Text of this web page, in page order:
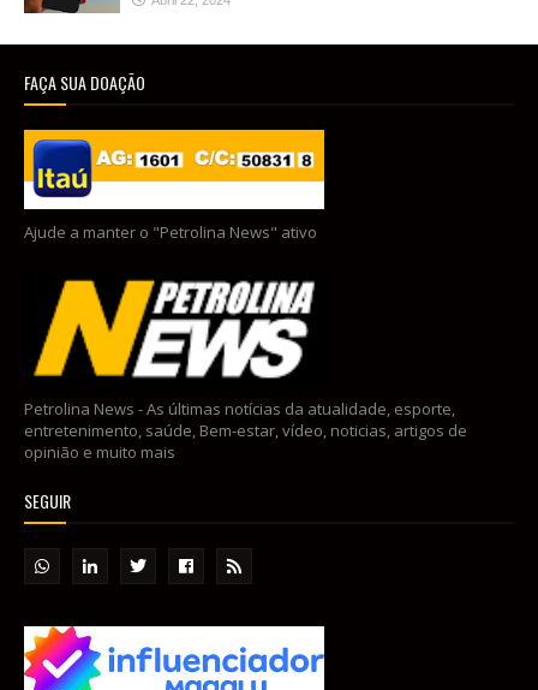
FAÇA SUA DOAÇÃO
Ajude a manter o "Petrolina News" ativo
Petrolina News - As últimas notícias da atualidade, esporte,
entretenimento, saúde, Bem-estar, vídeo, noticias, artigos de
opinião e muito mais
SEGUIR